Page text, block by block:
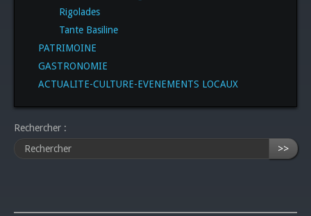
Rigolades
Tante Basiline
PATRIMOINE
GASTRONOMIE
ACTUALITE-CULTURE-EVENEMENTS LOCAUX
Rechercher :
>>